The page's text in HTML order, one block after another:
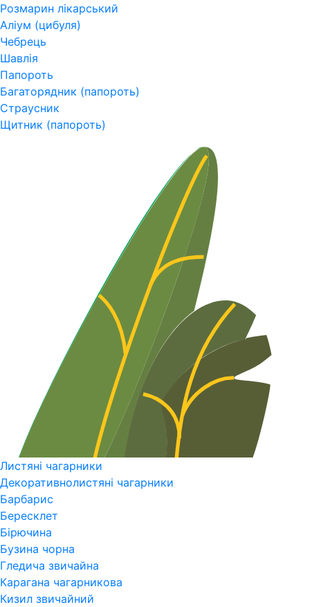
Розмарин лікарський
Аліум (цибуля)
Чебрець
Шавлія
Папороть
Багаторядник (папороть)
Страусник
Щитник (папороть)
Листяні чагарники
Декоративнолистяні чагарники
Барбарис
Бересклет
Бірючина
Бузина чорна
Гледича звичайна
Карагана чагарникова
Кизил звичайний